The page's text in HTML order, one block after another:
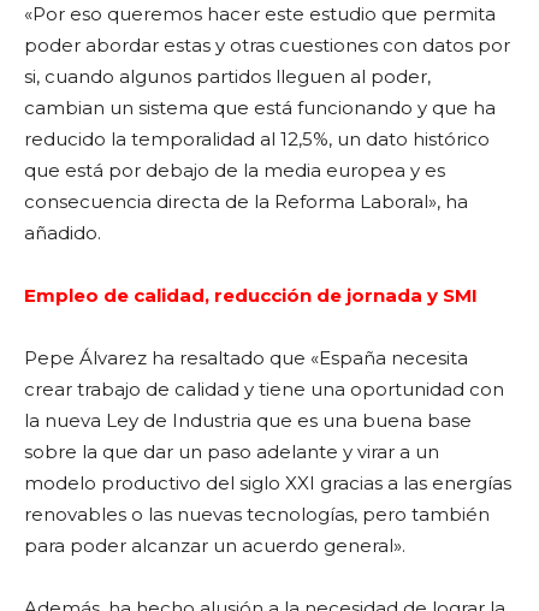
«Por eso queremos hacer este estudio que permita
poder abordar estas y otras cuestiones con datos por
si, cuando algunos partidos lleguen al poder,
cambian un sistema que está funcionando y que ha
reducido la temporalidad al 12,5%, un dato histórico
que está por debajo de la media europea y es
consecuencia directa de la Reforma Laboral», ha
añadido.
Empleo de calidad, reducción de jornada y SMI
Pepe Álvarez ha resaltado que «España necesita
crear trabajo de calidad y tiene una oportunidad con
la nueva Ley de Industria que es una buena base
sobre la que dar un paso adelante y virar a un
modelo productivo del siglo XXI gracias a las energías
renovables o las nuevas tecnologías, pero también
para poder alcanzar un acuerdo general».